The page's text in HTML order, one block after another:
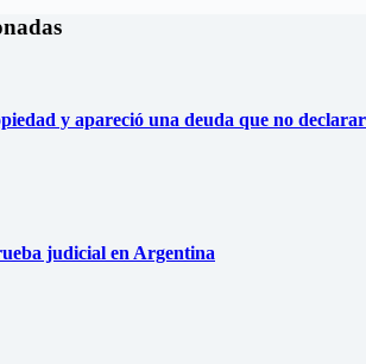
y apareció una deuda que no
judicial en Argentina